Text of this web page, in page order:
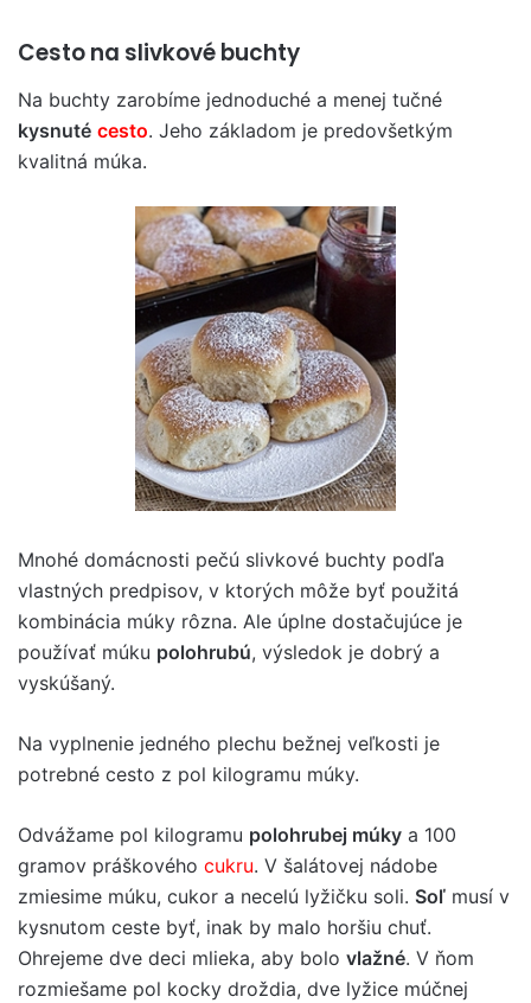
Cesto na slivkové buchty
Na buchty zarobíme jednoduché a menej tučné
kysnuté cesto. Jeho základom je predovšetkým
kvalitná múka.
Mnohé domácnosti pečú slivkové buchty podľa
vlastných predpisov, v ktorých môže byť použitá
kombinácia múky rôzna. Ale úplne dostačujúce je
používať múku polohrubú, výsledok je dobrý a
vyskúšaný.
Na vyplnenie jedného plechu bežnej veľkosti je
potrebné cesto z pol kilogramu múky.
Odvážame pol kilogramu polohrubej múky a 100
gramov práškového cukru. V šalátovej nádobe
zmiesime múku, cukor a necelú lyžičku soli. Soľ musí v
kysnutom ceste byť, inak by malo horšiu chuť.
Ohrejeme dve deci mlieka, aby bolo vlažné. V ňom
rozmiešame pol kocky droždia, dve lyžice múčnej